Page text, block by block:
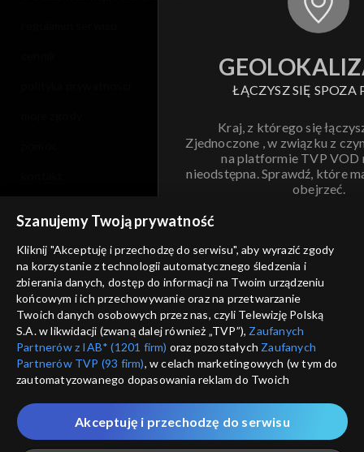
ŁĄCZYSZ SIĘ SPOZA
Kraj, z którego się
Zjednoczone , w związku z
na platformie TVP VOD
nieodstępna. Sprawdź, które
obejrzeć.
ANULUJ
informacje o dostawcy usług
Szanujemy Twoją prywatność
Kliknij "Akceptuję i przechodzę do serwisu", aby wyrazić zgody
na korzystanie z technologii automatycznego śledzenia i
zbierania danych, dostęp do informacji na Twoim urządzeniu
końcowym i ich przechowywanie oraz na przetwarzanie
Twoich danych osobowych przez nas, czyli Telewizję Polską
S.A. w likwidacji (zwaną dalej również „TVP”), Zaufanych
Partnerów z IAB* (1201 firm) oraz pozostałych Zaufanych
Partnerów TVP (93 firm), w celach marketingowych (w tym do
zautomatyzowanego dopasowania reklam do Twoich
które wskazujemy poniżej, a także zgody na udostępnianie
przez nas identyfikatora PPID do Google.
Akceptuję i przechodzę do serwisu